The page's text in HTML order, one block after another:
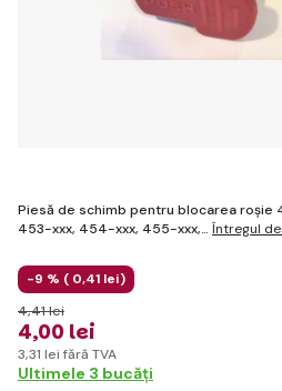
Piesă de schimb pentru blocarea roșie
453-xxx, 454-xxx, 455-xxx,… Întregul
-9 % ( 0,41 lei)
4,00 lei
4,41 lei
3,31 lei fără TVA
Ultimele 3 bucăți